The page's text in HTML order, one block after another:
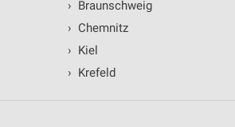
› Braunschweig
› Chemnitz
› Kiel
› Krefeld